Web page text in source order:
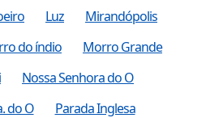
Luz
Mirandópolis
do índio
Morro Grande
Nossa Senhora do O
do O
Parada Inglesa